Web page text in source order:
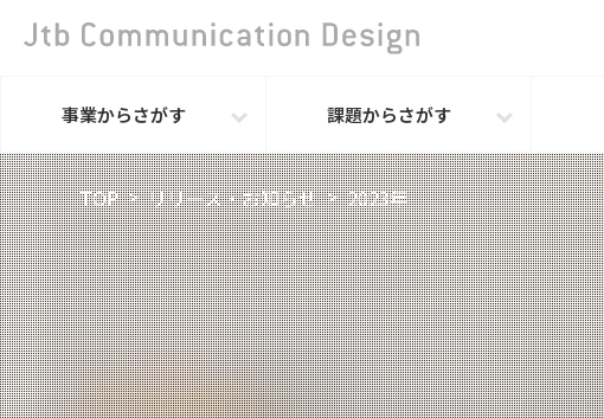
事業からさがす 課題からさがす
TOP リリース・お知らせ 2023年